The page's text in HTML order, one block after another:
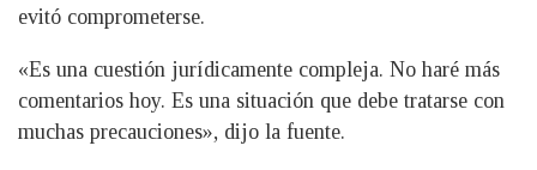
evitó comprometerse.
«Es una cuestión jurídicamente compleja. No haré más
comentarios hoy. Es una situación que debe tratarse con
muchas precauciones», dijo la fuente.